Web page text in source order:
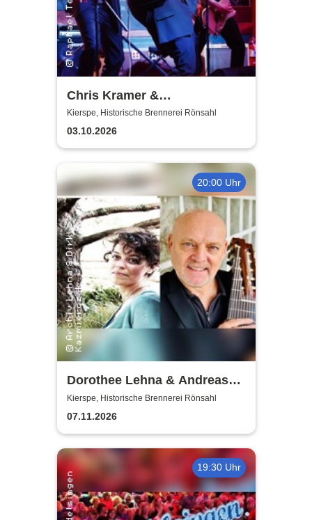
Chris Kramer &
Beatbox'n'Blues
Kierspe, Historische Brennerei Rönsahl
03.10.2026
20:00 Uhr
Dorothee Lehna & Andreas
Koch
Kierspe, Historische Brennerei Rönsahl
07.11.2026
19:30 Uhr